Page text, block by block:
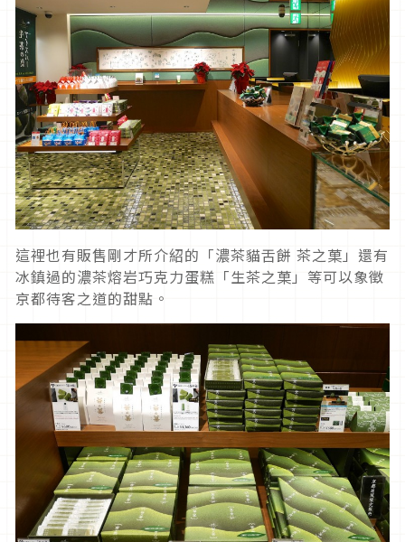
這裡也有販售剛才所介紹的「濃茶貓舌餅 茶之菓」還有
冰鎮過的濃茶熔岩巧克力蛋糕「生茶之菓」等可以象徵
京都待客之道的甜點。